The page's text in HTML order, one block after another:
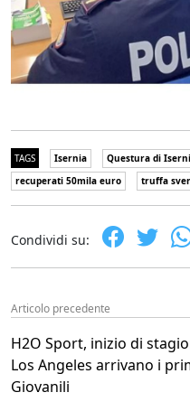
TAGS Isernia Questura di
recuperati 50mila euro
truffa
Condividi su:
Articolo precedente
H2O Sport, inizio di
Los Angeles arrivano i
Giovanili